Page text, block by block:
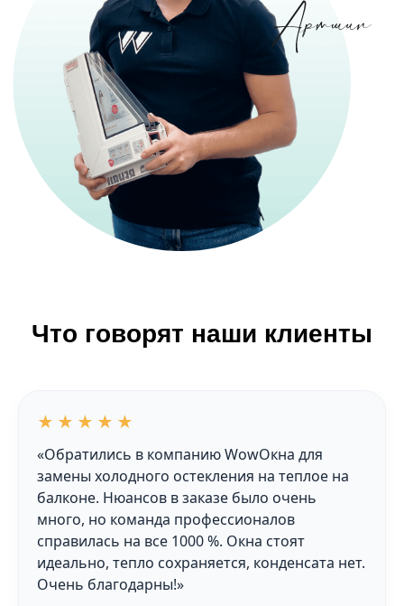
Что говорят наши клиенты
★★★★★
«Обратились в компанию WowОкна для
замены холодного остекления на теплое на
балконе. Нюансов в заказе было очень
много, но команда профессионалов
справилась на все 1000 %. Окна стоят
идеально, тепло сохраняется, конденсата нет.
Очень благодарны!»
Юридическое название
ООО "НТО-ВНИИВ" | ИНН 7710673557
© 2023, WowОкна™
Пользовательское соглашение
Информация, размещенная
на данном веб-сайте, несет
ознакомительный характер
+7 495 120 04 16
Дмитровское шоссе, 100с2 БЦ